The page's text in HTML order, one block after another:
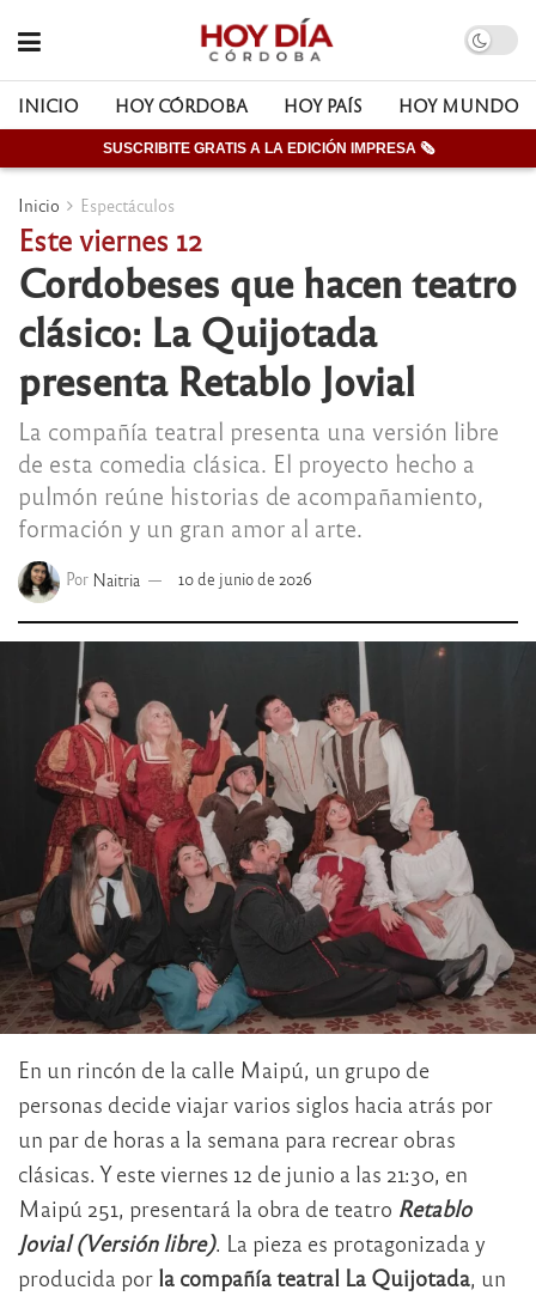
INICIO HOY CÓRDOBA HOY PAÍS HOY MUNDO
SUSCRIBITE GRATIS A LA EDICIÓN IMPRESA 🗞
Inicio Espectáculos
Este viernes 12
Cordobeses que hacen teatro
clásico: La Quijotada
presenta Retablo Jovial
La compañía teatral presenta una versión libre
de esta comedia clásica. El proyecto hecho a
pulmón reúne historias de acompañamiento,
formación y un gran amor al arte.
Por Naitria 10 de junio de 2026
En un rincón de la calle Maipú, un grupo de
personas decide viajar varios siglos hacia atrás por
un par de horas a la semana para recrear obras
clásicas. Y este viernes 12 de junio a las 21:30, en
Maipú 251, presentará la obra de teatro Retablo
Jovial (Versión libre). La pieza es protagonizada y
producida por la compañía teatral La Quijotada, un